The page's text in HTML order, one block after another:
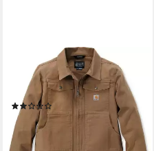
CARHARTT
Kurzjacke Duck Relaxed
105748
114,99 €
lieferbar - in 2-3 Werktagen bei dir